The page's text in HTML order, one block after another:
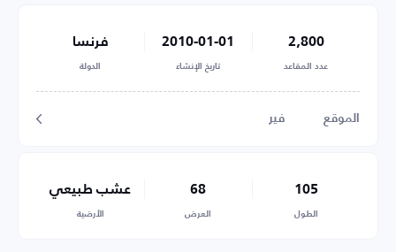
2,800
عدد المقاعد
2010-01-01
تاريخ الإنشاء
فرنسا
الدولة
الموقع فير
105
الطول
68
العرض
عشب طبيعي
الأرضية